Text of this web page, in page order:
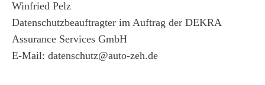
Winfried Pelz
Datenschutzbeauftragter im Auftrag der DEKRA
Assurance Services GmbH
E-Mail: datenschutz@auto-zeh.de